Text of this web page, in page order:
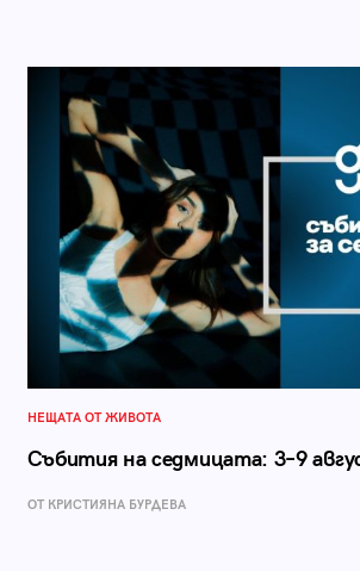
НЕЩАТА ОТ ЖИВОТА
Събития на седмицата: 3–9
ОТ КРИСТИЯНА БУРДЕВА